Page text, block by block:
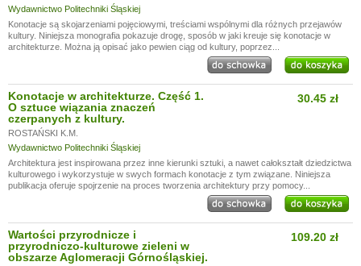
Wydawnictwo Politechniki Śląskiej
Konotacje są skojarzeniami pojęciowymi, treściami wspólnymi dla różnych przejawów
kultury. Niniejsza monografia pokazuje drogę, sposób w jaki kreuje się konotacje w
architekturze. Można ją opisać jako pewien ciąg od kultury, poprzez...
Konotacje w architekturze. Część 1.
O sztuce wiązania znaczeń
czerpanych z kultury.
ROSTAŃSKI K.M.
Wydawnictwo Politechniki Śląskiej
30.45 zł
Architektura jest inspirowana przez inne kierunki sztuki, a nawet całokształt dziedzictwa
kulturowego i wykorzystuje w swych formach konotacje z tym związane. Niniejsza
publikacja oferuje spojrzenie na proces tworzenia architektury przy pomocy...
Wartości przyrodnicze i
przyrodniczo-kulturowe zieleni w
obszarze Aglomeracji Górnośląskiej.
109.20 zł